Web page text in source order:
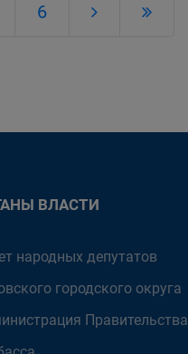
6
ВЛАСТИ
народных депутатов
городского округа
Правительства